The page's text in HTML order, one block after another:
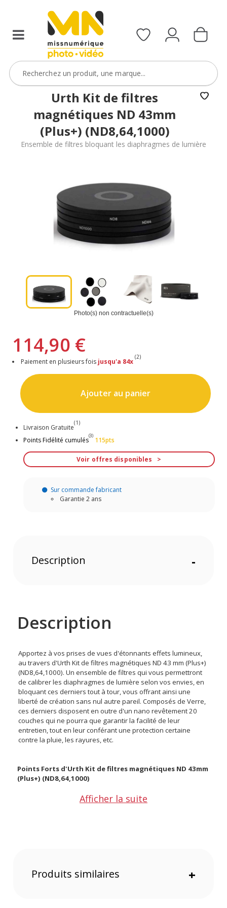
le
ObjectifFiltre5
VOIR L'OFFRE
Urth Kit de filtres
magnétiques ND 43mm
(Plus+) (ND8,64,1000)
Ensemble de filtres bloquant les diaphragmes de lumière
Photo(s) non contractuelle(s)
114,90 €
Paiement en plusieurs fois jusqu'a 84x
(2)
Ajouter au panier
Livraison Gratuite
(1)
Points Fidélité cumulés
(3)
115pts
Voir offres disponibles
Sur commande fabricant
Garantie 2 ans
Description -
Description
Apportez à vos prises de vues d'étonnants effets lumineux,
au travers d'Urth Kit de filtres magnétiques ND 43 mm (Plus+)
(ND8,64,1000). Un ensemble de filtres qui vous permettront
de calibrer les diaphragmes de lumière selon vos envies, en
bloquant ces derniers tout à tour, vous offrant ainsi une
liberté de création sans nul autre pareil. Composés de Verre,
ces derniers disposent en outre d'un nano revêtement 20
couches qui ne pourra que garantir la facilité de leur
entretien, tout en leur conférant une protection certaine
contre la pluie, les rayures, etc.
Points Forts d'Urth Kit de filtres magnétiques ND 43mm
(Plus+) (ND8,64,1000)
Un ensemble de filtres qui vous permettra de bloquer les
Un revêtement assurant par ailleurs une transmission
Afficher la suite
Produits similaires +